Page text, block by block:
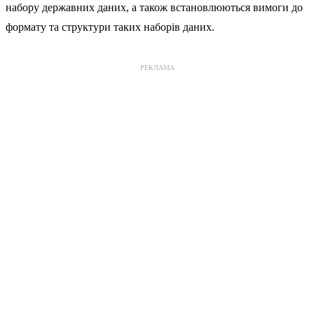
набору державних даних, а також встановлюються вимоги до
формату та структури таких наборів даних.
РЕКЛАМА